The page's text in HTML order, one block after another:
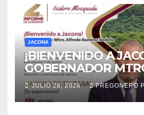
JACONA
¡BIENVENIDO A
GOBERNADOR
ALFREDO RAMÍREZ
BEDOLLA!
JULIO 28, 2026 PREGONERO